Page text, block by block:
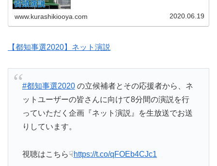
www.kurashikiooya.com 2020.06.19
【都知事選2020】ネット演説
#都知事選2020の立候補者とその応援者から、ネ
ットユーザーの皆さんに向けて8分間の演説を行
っていただく企画『ネット演説』を生放送でお送
りしています。
視聴はこちら☟https://t.co/qFOEb4CJc1